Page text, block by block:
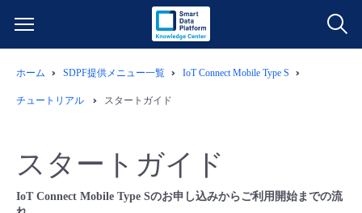
サービス一覧
クラウド/サーバー
データ利活用
料金情報
ホーム SDPF提供メニュー一覧 IoT Connect Mobile Type S
チュートリアル スタートガイド
スタートガイド
IoT Connect Mobile Type Sのお申し込みからご利用開始までの流